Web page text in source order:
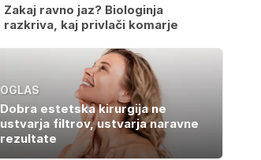
Zakaj ravno jaz? Biologinja
razkriva, kaj privlači komarje
OGLAS
Dobra estetska kirurgija ne
ustvarja filtrov, ustvarja naravne
rezultate